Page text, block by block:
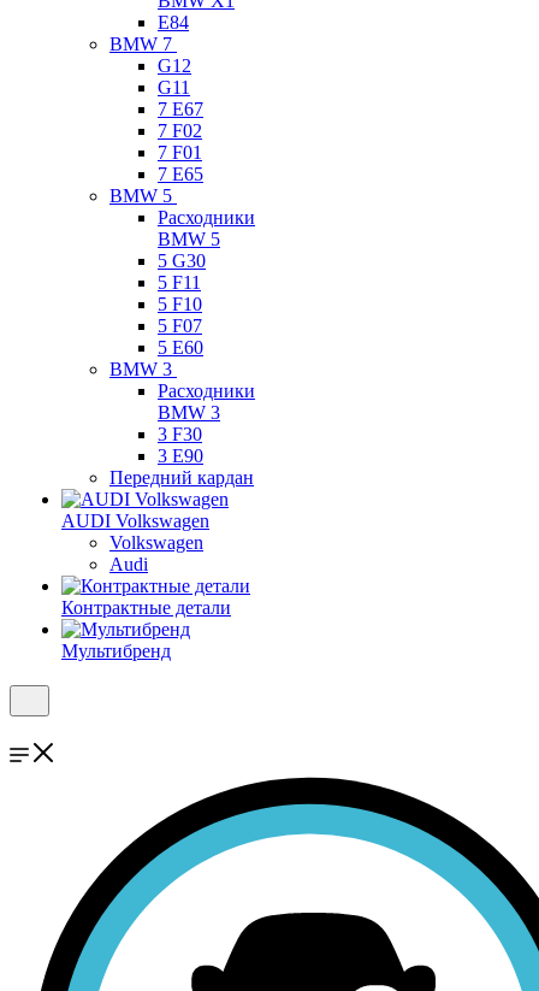
E84
BMW 7
G12
G11
7 Е67
7 F02
7 F01
7 E65
BMW 5
Расходники
BMW 5
5 G30
5 F11
5 F10
5 F07
5 E60
BMW 3
Расходники
BMW 3
3 F30
3 E90
Передний кардан
AUDI Volkswagen
Volkswagen
Audi
Контрактные детали
Мультибренд